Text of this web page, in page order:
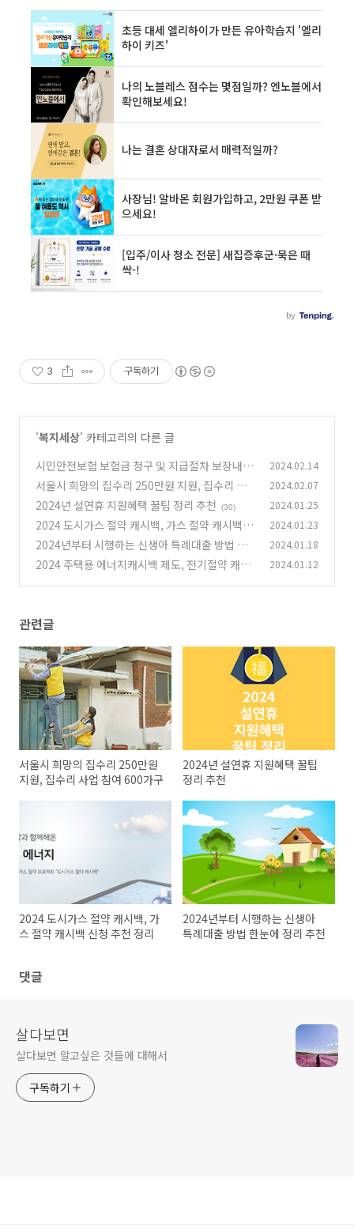
3 구독하기
'복지세상' 카테고리의 다른 글
시민안전보험 보험금 청구 및 지급절차 보장내용
정리
(8)
2024.02.14
서울시 희망의 집수리 250만원 지원, 집수리 사
업 참여 600가구
(26)
2024.02.07
2024년 설연휴 지원혜택 꿀팁 정리 추천 (30) 2024.01.25
2024 도시가스 절약 캐시백, 가스 절약 캐시백 신
청 추천 정리
(6)
2024.01.23
2024년부터 시행하는 신생아 특례대출 방법 한
눈에 정리 추천
(6)
2024.01.18
2024 주택용 에너지캐시백 제도, 전기절약 캐시
2024.01.12
관련글
서울시 희망의 집수리 250만원
지원, 집수리 사업 참여 600가구
2024년 설연휴 지원혜택 꿀팁
정리 추천
2024 도시가스 절약 캐시백, 가
스 절약 캐시백 신청 추천 정리
2024년부터 시행하는 신생아
특례대출 방법 한눈에 정리 추천
댓글
살다보면
살다보면 알고싶은 것들에 대해서
구독하기